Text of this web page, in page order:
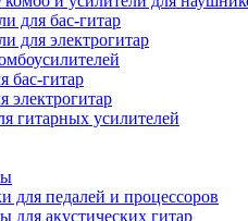
для бас-гитар
для электрогитар
бас-гитар
электрогитар
гитарных усилителей
для педалей и процессоров
для акустических гитар